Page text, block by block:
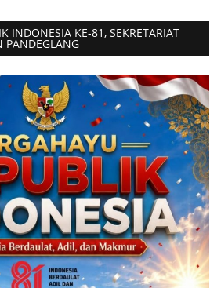
INDONESIA KE-81, SEKRETARIAT
PANDEGLANG